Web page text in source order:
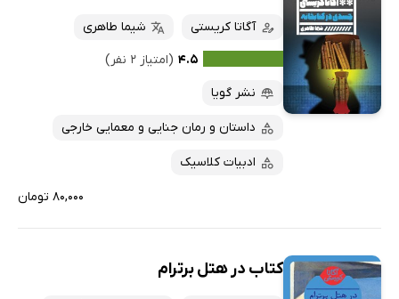
آگاتا کریستی
شیما طاهری
۴.۵ (امتیاز ۲ نفر)
نشر گویا
داستان و رمان جنایی و معمایی خارجی
ادبیات کلاسیک
۸۰,۰۰۰ تومان
کتاب در هتل برترام